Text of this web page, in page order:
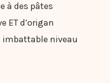
à des pâtes
ET d’origan
imbattable niveau